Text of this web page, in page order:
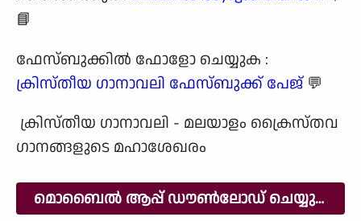
📘
ഫേസ്ബുക്കിൽ ഫോളോ ചെയ്യുക :
ക്രിസ്തീയ ഗാനാവലി ഫേസ്ബുക്ക് പേജ്💬
ക്രിസ്തീയ ഗാനാവലി - മലയാളം ക്രൈസ്തവ
ഗാനങ്ങളുടെ മഹാശേഖരം
മൊബൈൽ ആപ്പ് ഡൗൺലോഡ് ചെയ്യുക